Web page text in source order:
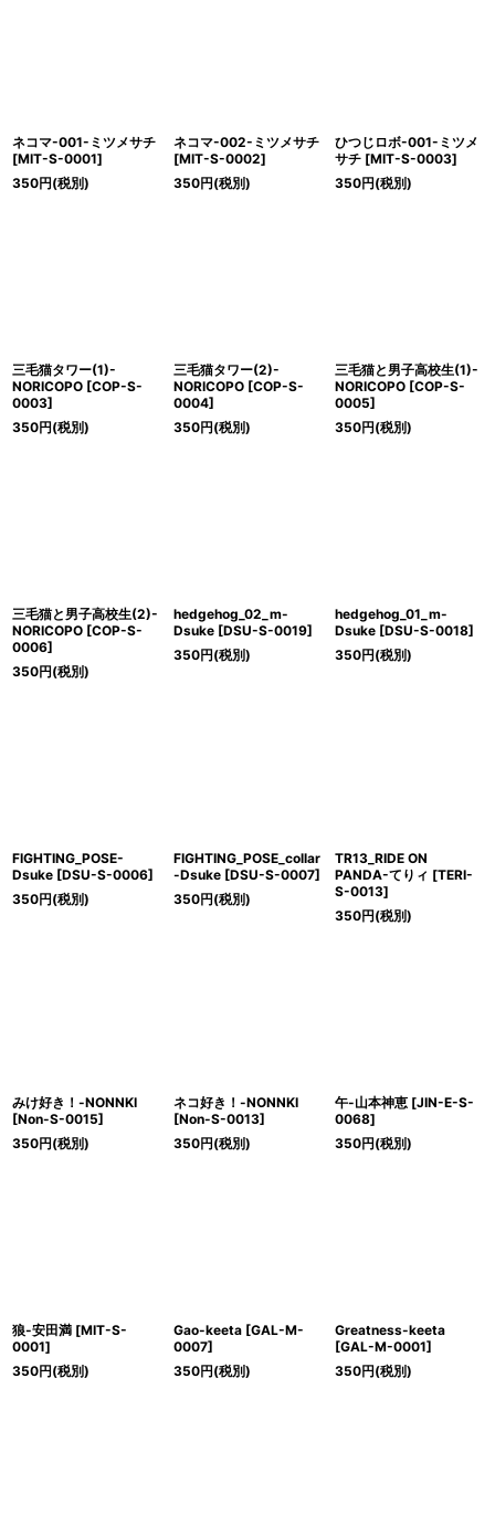
ネコマ-001-ミツメサチ
[MIT-S-0001]
350円(税別)
ネコマ-002-ミツメサチ
[MIT-S-0002]
350円(税別)
ひつじロボ-001-ミツメ
サチ [MIT-S-0003]
350円(税別)
三毛猫タワー(1)-
NORICOPO [COP-S-
0003]
350円(税別)
三毛猫タワー(2)-
NORICOPO [COP-S-
0004]
350円(税別)
三毛猫と男子高校生(1)-
NORICOPO [COP-S-
0005]
350円(税別)
三毛猫と男子高校生(2)-
NORICOPO [COP-S-
0006]
350円(税別)
hedgehog_02_m-
Dsuke [DSU-S-0019]
350円(税別)
hedgehog_01_m-
Dsuke [DSU-S-0018]
350円(税別)
FIGHTING_POSE-
Dsuke [DSU-S-0006]
350円(税別)
FIGHTING_POSE_collar
-Dsuke [DSU-S-0007]
350円(税別)
TR13_RIDE ON
PANDA-てりィ [TERI-
S-0013]
350円(税別)
みけ好き！-NONNKI
[Non-S-0015]
350円(税別)
ネコ好き！-NONNKI
[Non-S-0013]
350円(税別)
午-山本神恵 [JIN-E-S-
0068]
350円(税別)
狼-安田満 [MIT-S-
0001]
350円(税別)
Gao-keeta [GAL-M-
0007]
350円(税別)
Greatness-keeta
[GAL-M-0001]
350円(税別)